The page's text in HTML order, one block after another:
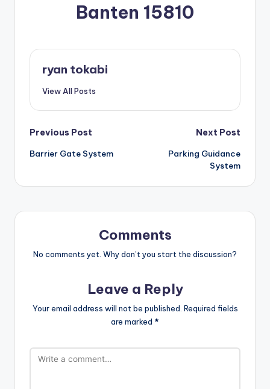
Banten 15810
ryan tokabi
View All Posts
Post
navigation
Previous Post
Barrier Gate System
Next Post
Parking Guidance
System
Comments
No comments yet. Why don’t you start the discussion?
Leave a Reply
Your email address will not be published. Required fields
are marked *